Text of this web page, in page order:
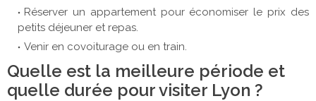
Réserver un appartement pour économiser le prix des
petits déjeuner et repas.
Venir en covoiturage ou en train.
Quelle est la meilleure période et
quelle durée pour visiter Lyon ?